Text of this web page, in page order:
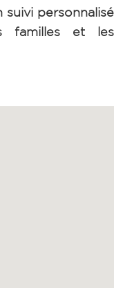
suivi personnalisé
familles et les